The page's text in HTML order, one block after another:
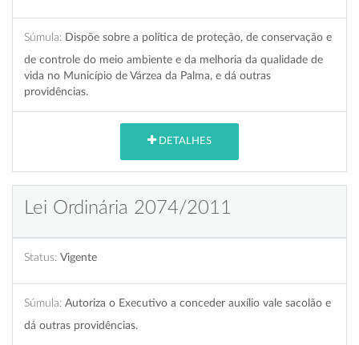
Súmula: Dispõe sobre a política de proteção, de conservação e
de controle do meio ambiente e da melhoria da qualidade de
vida no Município de Várzea da Palma, e dá outras
providências.
DETALHES
Lei Ordinária 2074/2011
Status: Vigente
Súmula: Autoriza o Executivo a conceder auxílio vale sacolão e
dá outras providências.